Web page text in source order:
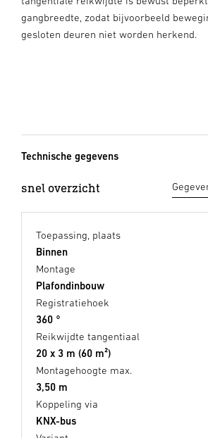
gangbreedte, zodat bijvoorbeeld
gesloten deuren niet worden herkend.
Technische gegevens
snel overzicht
Toepassing, plaats
Binnen
Montage
Plafondinbouw
Registratiehoek
360 °
Reikwijdte tangentiaal
20 x 3 m (60 m²)
Montagehoogte max.
3,50 m
Koppeling via
KNX-bus